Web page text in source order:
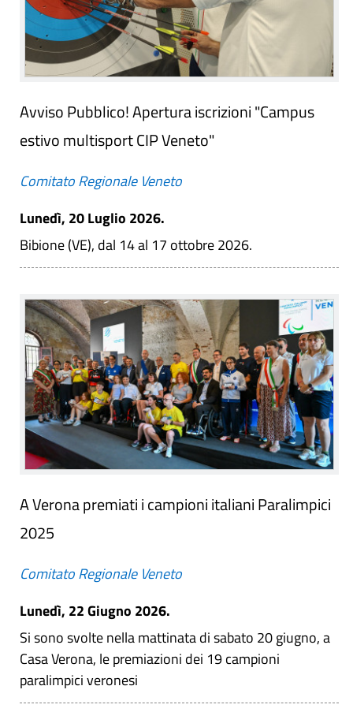
Avviso Pubblico! Apertura iscrizioni "Campus
estivo multisport CIP Veneto"
Comitato Regionale Veneto
Lunedì, 20 Luglio 2026.
Bibione (VE), dal 14 al 17 ottobre 2026.
A Verona premiati i campioni italiani Paralimpici
2025
Comitato Regionale Veneto
Lunedì, 22 Giugno 2026.
Si sono svolte nella mattinata di sabato 20 giugno, a
Casa Verona, le premiazioni dei 19 campioni
paralimpici veronesi